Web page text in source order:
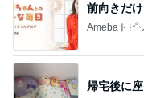
前向きだ
Amebaトピ
帰宅後に